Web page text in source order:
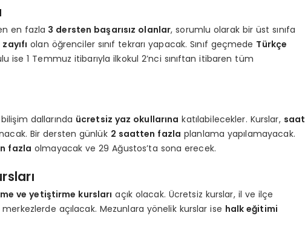
en fazla 3 dersten başarısız olanlar, sorumlu olarak bir üst sınıfa
olan öğrenciler sınıf tekrarı yapacak. Sınıf geçmede Türkçe
ise 1 Temmuz itibarıyla ilkokul 2’nci sınıftan itibaren tüm
dallarında ücretsiz yaz okullarına katılabilecekler. Kurslar, saat
Bir dersten günlük 2 saatten fazla planlama yapılamayacak.
fazla olmayacak ve 29 Ağustos’ta sona erecek.
ve yetiştirme kursları açık olacak. Ücretsiz kurslar, il ve ilçe
açılacak. Mezunlara yönelik kurslar ise halk eğitimi